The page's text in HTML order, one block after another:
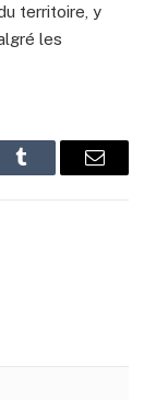
territoire, y
les
Tumblr Email